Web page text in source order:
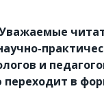
и
переходит в